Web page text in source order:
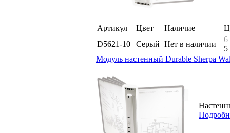
Артикул Цвет Наличие
D5621-10
Серый Нет в наличии
6
5
Модуль настенный Durable Sherpa